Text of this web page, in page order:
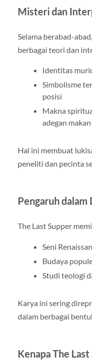
Misteri dan
Selama berabad-
berbagai teori dan
Identitas
Simbolisme
posisi
Makna
adegan
Hal ini membuat
peneliti dan pecinta
Pengaruh dalam
The Last Supper
Seni
Budaya
Studi teologi
Karya ini sering
dalam berbagai
Kenapa The